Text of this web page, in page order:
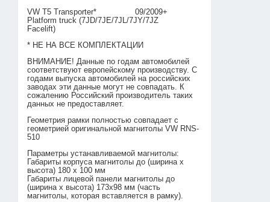
VW T5 Transporter* 09/2009+
Platform truck (7JD/7JE/7JL/7JY/7JZ
Facelift)
* НЕ НА ВСЕ КОМПЛЕКТАЦИИ
ВНИМАНИЕ! Данные по годам автомобилей
соответствуют европейскому производству. С
годами выпуска автомобилей на российских
заводах эти данные могут не совпадать. К
сожалению Российский производитель таких
данных не предоставляет.
Геометрия рамки полностью совпадает с
геометрией оригинальной магнитолы VW RNS-
510
Параметры устанавливаемой магнитолы:
Габариты корпуса магнитолы до (ширина х
высота) 180 х 100 мм
Габариты лицевой панели магнитолы до
(ширина х высота) 173х98 мм (часть
магнитолы, которая вставляется в рамку).